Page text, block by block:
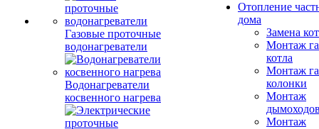
Газовые проточные
водонагреватели
Водонагреватели
косвенного нагрева
Отопление
дома
Замена
Монтаж
котла
Монтаж
колонки
Монтаж
Монтаж